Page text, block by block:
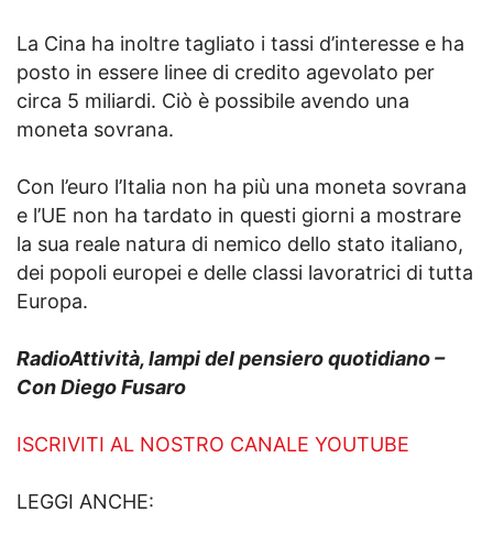
La Cina ha inoltre tagliato i tassi d’interesse e ha
posto in essere linee di credito agevolato per
circa 5 miliardi. Ciò è possibile avendo una
moneta sovrana.
Con l’euro l’Italia non ha più una moneta sovrana
e l’UE non ha tardato in questi giorni a mostrare
la sua reale natura di nemico dello stato italiano,
dei popoli europei e delle classi lavoratrici di tutta
Europa.
RadioAttività, lampi del pensiero quotidiano –
Con Diego Fusaro
ISCRIVITI AL NOSTRO CANALE YOUTUBE
LEGGI ANCHE: